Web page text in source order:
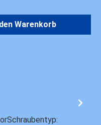
gewünschten
Warenkorb